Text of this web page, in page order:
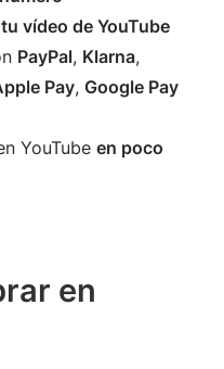
vídeo de YouTube
PayPal, Klarna,
Pay, Google Pay
YouTube en poco
en